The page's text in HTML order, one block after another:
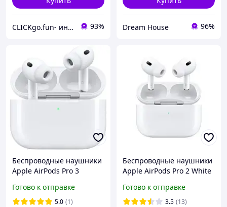
CLICKgo.fun- интернет магазин 93% Dream House 96%
Беспроводные наушники
Apple AirPods Pro 3
Готово к отправке
5.0 (1)
Беспроводные наушники
Apple AirPods Pro 2 White
Готово к отправке
3.5 (13)